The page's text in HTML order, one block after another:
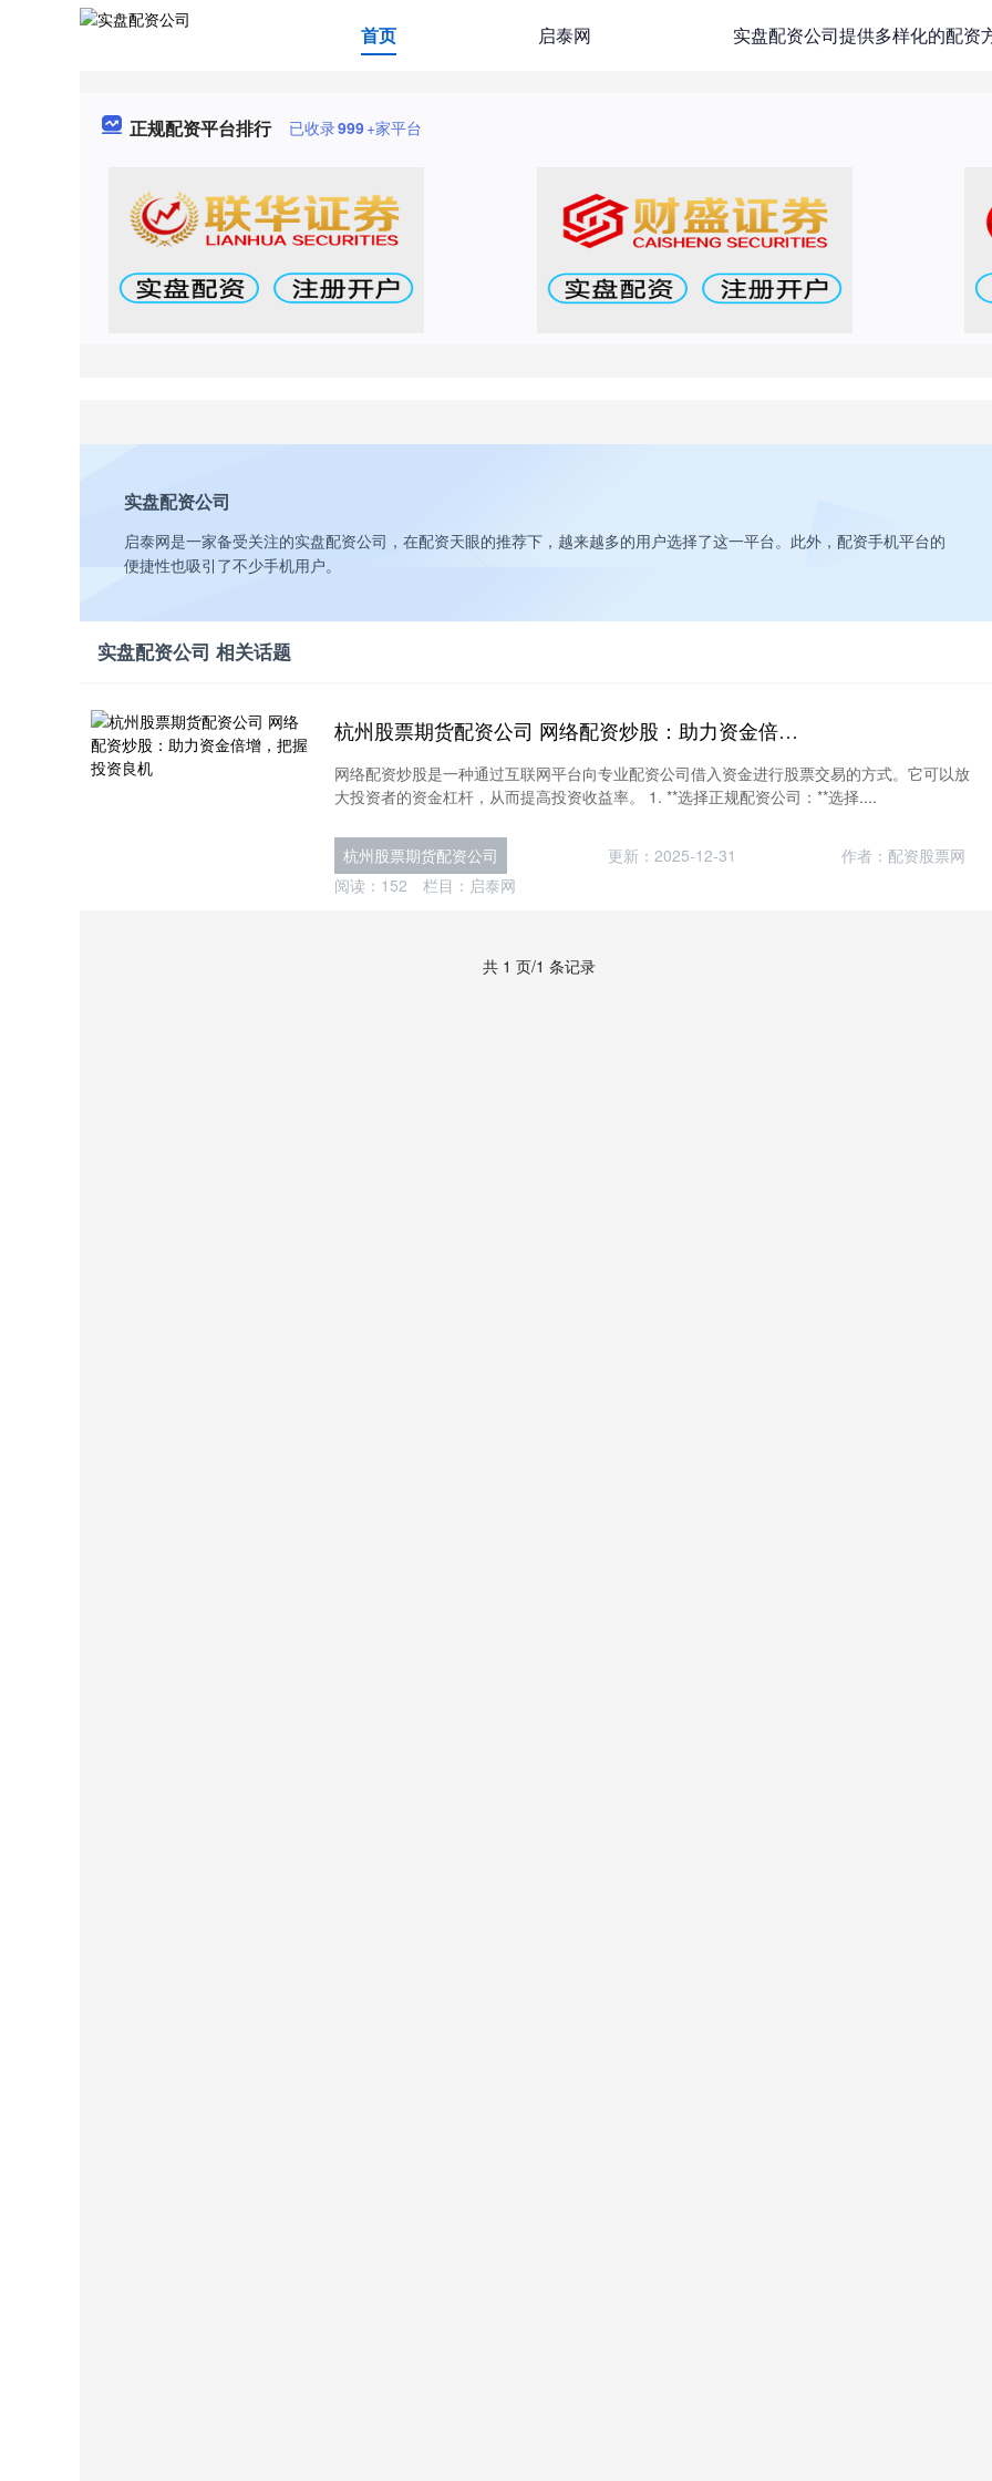
首页 启泰网 实盘配资公司提供多样化的配资
正规配资平台排行 已收录999+家平台
实盘配资公司
启泰网是一家备受关注的实盘配资公司，在配资天眼的推荐下，越来越多的用户选择了这一平台。此外，配资手机平台的
便捷性也吸引了不少手机用户。
实盘配资公司 相关话题
杭州股票期货配资公司 网络配资炒股：助力资金倍增，把握投资良机
网络配资炒股是一种通过互联网平台向专业配资公司借入资金进行股票交易的方式。它可以放
大投资者的资金杠杆，从而提高投资收益率。 1. **选择正规配资公司：**选择....
杭州股票期货配资公司 更新：2025-12-31
作者：配资股票网
阅读： 152 栏目： 启泰网
共 1 页/1 条记录